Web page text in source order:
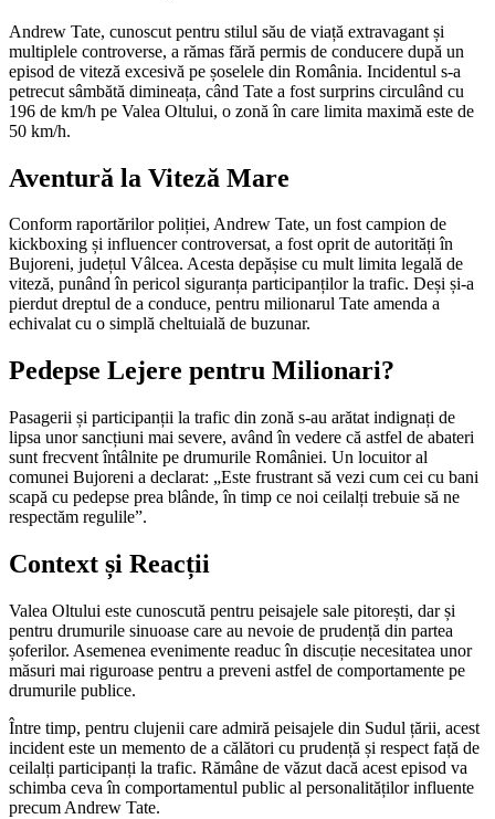
Andrew Tate, cunoscut pentru stilul său de viață extravagant și
multiplele controverse, a rămas fără permis de conducere după un
episod de viteză excesivă pe șoselele din România. Incidentul s-a
petrecut sâmbătă dimineața, când Tate a fost surprins circulând cu
196 de km/h pe Valea Oltului, o zonă în care limita maximă este de
50 km/h.
Aventură la Viteză Mare
Conform raportărilor poliției, Andrew Tate, un fost campion de
kickboxing și influencer controversat, a fost oprit de autorități în
Bujoreni, județul Vâlcea. Acesta depășise cu mult limita legală de
viteză, punând în pericol siguranța participanților la trafic. Deși și-a
pierdut dreptul de a conduce, pentru milionarul Tate amenda a
echivalat cu o simplă cheltuială de buzunar.
Pedepse Lejere pentru Milionari?
Pasagerii și participanții la trafic din zonă s-au arătat indignați de
lipsa unor sancțiuni mai severe, având în vedere că astfel de abateri
sunt frecvent întâlnite pe drumurile României. Un locuitor al
comunei Bujoreni a declarat: „Este frustrant să vezi cum cei cu bani
scapă cu pedepse prea blânde, în timp ce noi ceilalți trebuie să ne
respectăm regulile”.
Context și Reacții
Valea Oltului este cunoscută pentru peisajele sale pitorești, dar și
pentru drumurile sinuoase care au nevoie de prudență din partea
șoferilor. Asemenea evenimente readuc în discuție necesitatea unor
măsuri mai riguroase pentru a preveni astfel de comportamente pe
drumurile publice.
Între timp, pentru clujenii care admiră peisajele din Sudul țării, acest
incident este un memento de a călători cu prudență și respect față de
ceilalți participanți la trafic. Rămâne de văzut dacă acest episod va
schimba ceva în comportamentul public al personalităților influente
precum Andrew Tate.